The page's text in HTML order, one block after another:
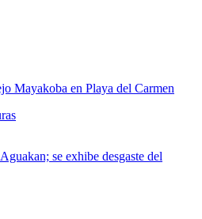
Mayakoba en Playa del Carmen
se exhibe desgaste del